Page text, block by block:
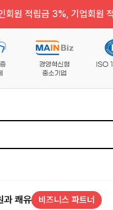
원 적립금 3%, 기업회원
과 쾌유 비즈니스 파트너